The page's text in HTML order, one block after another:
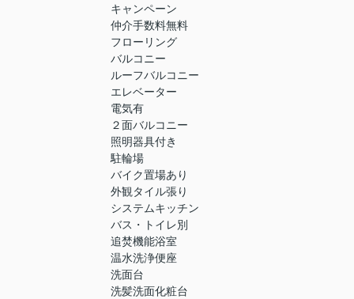
キャンペーン
仲介手数料無料
フローリング
バルコニー
ルーフバルコニー
エレベーター
電気有
２面バルコニー
照明器具付き
駐輪場
バイク置場あり
外観タイル張り
システムキッチン
バス・トイレ別
追焚機能浴室
温水洗浄便座
洗面台
洗髪洗面化粧台